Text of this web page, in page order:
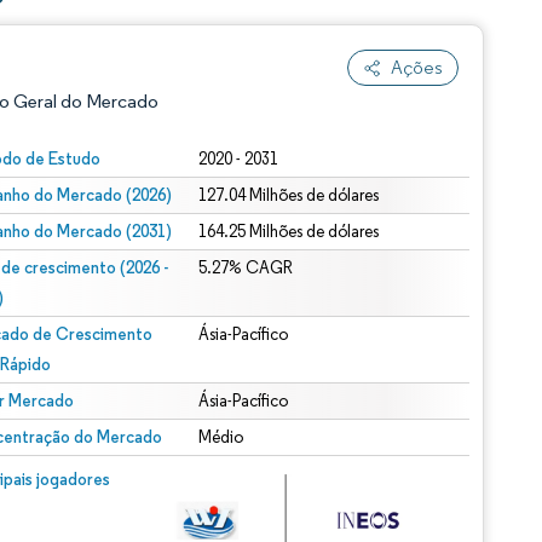
Ações
Geral do Mercado
de Estudo 2020 - 2031
do Mercado (2026) 127.04 Milhões de dólares
do Mercado (2031) 164.25 Milhões de dólares
de crescimento (2026 -
5.27% CAGR
de Crescimento
Ásia-Pacífico
Mercado Ásia-Pacífico
do Mercado Médio
jogadores
© Mordor Intelligence. O reuso requer atribuição conforme CC BY 4.0.
conforme CC BY 4.0.